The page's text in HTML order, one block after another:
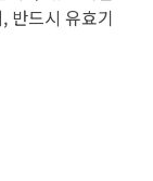
반드시 유효기